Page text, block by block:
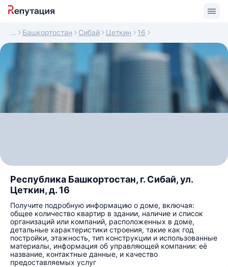
Башкортостан Сибай Цеткин 16
Республика Башкортостан, г. Сибай, ул.
Цеткин, д. 16
Получите подробную информацию о доме, включая:
общее количество квартир в здании, наличие и список
организаций или компаний, расположенных в доме,
детальные характеристики строения, такие как год
постройки, этажность, тип конструкции и использованные
материалы, информация об управляющей компании: её
название, контактные данные, и качество
предоставляемых услуг